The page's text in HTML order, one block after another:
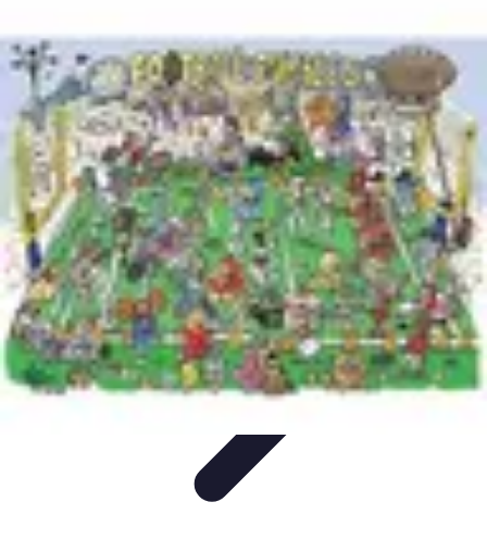
Biographies InspirantesBiographies
EmblématiquesBiographiesBiographies InfluentesBiographies
Légendaires
Biographies Football